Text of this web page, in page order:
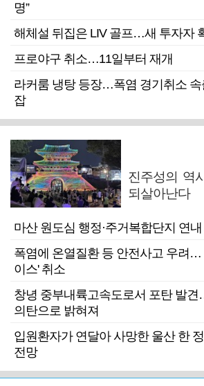
명”
해체설 뒤집은 LIV 골프…새 투자자
프로야구 취소…11일부터 재개
라커룸 냉탕 등장…폭염 경기취소 속
잡
진주성의 역
되살아난다
마산 원도심 행정·주거복합단지 연
폭염에 온열질환 등 안전사고 우려…
이스' 취소
창녕 중부내륙고속도로서 포탄 발
의탄으로 밝혀져
입원환자가 연달아 사망한 울산 한
전망